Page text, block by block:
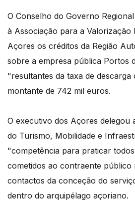
O Conselho do Governo
à Associação para a Valorização
Açores os créditos da Região
sobre a empresa pública Portos
"resultantes da taxa de
montante de 742 mil euros.
O executivo dos Açores delegou
do Turismo, Mobilidade e
"competência para praticar
cometidos ao contraente público
contactos da conceção do
dentro do arquipélago açoriano.